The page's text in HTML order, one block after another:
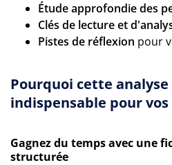
Étude approfondie des
Clés de lecture et
Pistes de réflexion pour
Pourquoi cette analyse
indispensable pour vos
Gagnez du temps avec une
structurée